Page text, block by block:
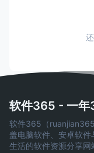
软件365 - 一年
软件365（
盖电脑软件、安卓软
生活的软件资源分享网